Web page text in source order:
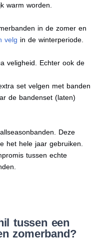
warm worden.
in de zomer en
velg in de winterperiode.
veligheid. Echter ook de
set velgen met banden
de bandenset (laten)
Deze
het hele jaar gebruiken.
tussen echte
tussen een
zomerband?